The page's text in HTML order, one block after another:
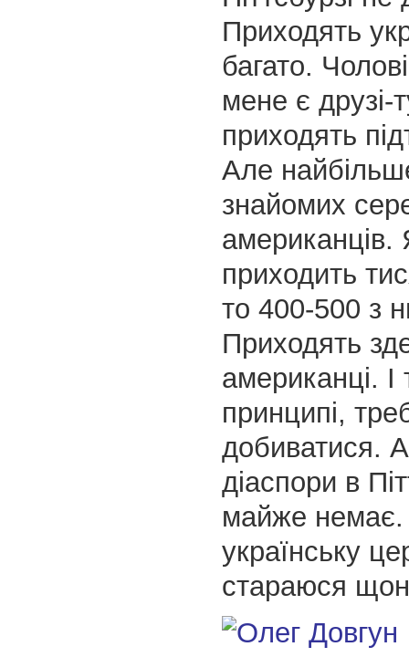
Приходять
багато.
мене є друзі-
приходять
Але
знайомих
приходить
то 400-500 з
Приходять
американці. І
принципі,
добиватися. А
діаспори в
майже
українську
стараюся